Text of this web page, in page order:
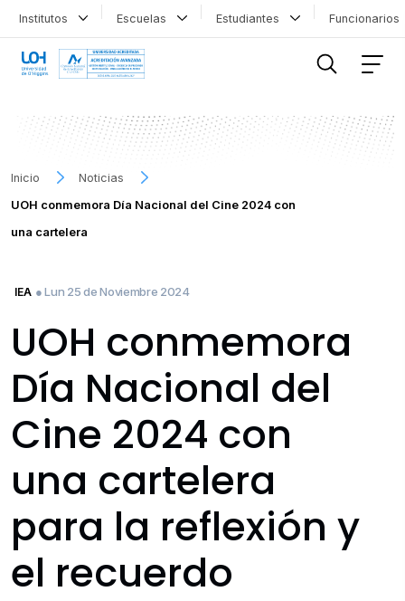
Institutos Escuelas Estudiantes
Inicio
Noticias
UOH conmemora Día Nacional del Cine 2024 con
una cartelera
IEA ● Lun 25 de Noviembre 2024
UOH conmemora
Día Nacional del
Cine 2024 con
una cartelera
para la reflexión y
el recuerdo